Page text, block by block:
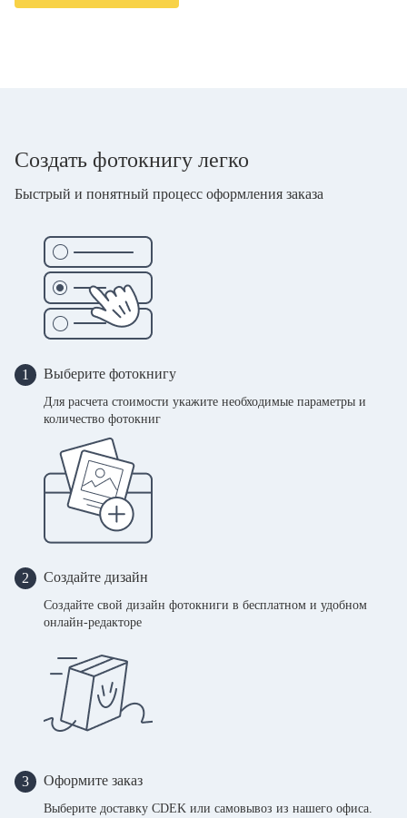
Создать фотокнигу легко
Быстрый и понятный процесс оформления заказа
1 Выберите фотокнигу
Для расчета стоимости укажите необходимые параметры и
количество фотокниг
2 Создайте дизайн
Создайте свой дизайн фотокниги в бесплатном и удобном
онлайн-редакторе
3 Оформите заказ
Выберите доставку CDEK или самовывоз из нашего офиса.